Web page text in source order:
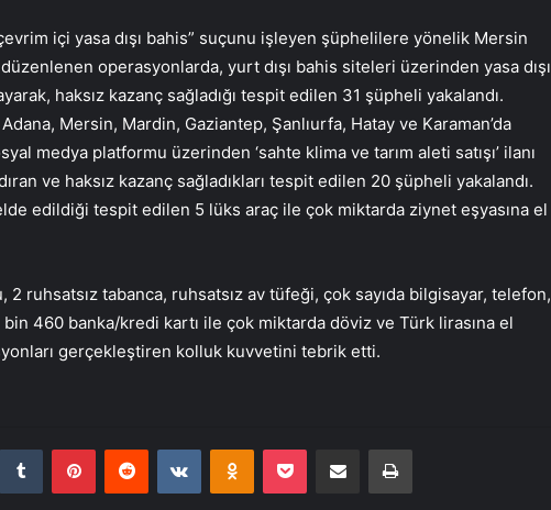
içi yasa dışı bahis” suçunu işleyen şüphelilere yönelik Mersin
operasyonlarda, yurt dışı bahis siteleri üzerinden yasa dışı
haksız kazanç sağladığı tespit edilen 31 şüpheli yakalandı.
Mersin, Mardin, Gaziantep, Şanlıurfa, Hatay ve Karaman’da
medya platformu üzerinden ‘sahte klima ve tarım aleti satışı’ ilanı
ve haksız kazanç sağladıkları tespit edilen 20 şüpheli yakalandı.
edildiği tespit edilen 5 lüks araç ile çok miktarda ziynet eşyasına el
ruhsatsız tabanca, ruhsatsız av tüfeği, çok sayıda bilgisayar, telefon,
460 banka/kredi kartı ile çok miktarda döviz ve Türk lirasına el
gerçekleştiren kolluk kuvvetini tebrik etti.
Tumblr PinterestReddit VKontakteOdnoklassniki
Pocket E-Posta ile paylaş Yazdır